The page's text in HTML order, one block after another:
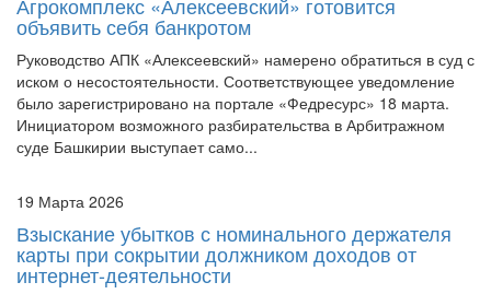
объявить себя банкротом
Руководство АПК «Алексеевский» намерено обратиться в суд с
иском о несостоятельности. Соответствующее уведомление
было зарегистрировано на портале «Федресурс» 18 марта.
Инициатором возможного разбирательства в Арбитражном
суде Башкирии выступает само...
19 Марта 2026
Взыскание убытков с номинального держателя
карты при сокрытии должником доходов от
интернет-деятельности